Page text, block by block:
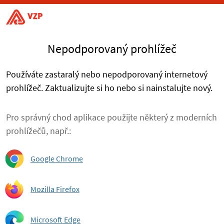
Nepodporovaný prohlížeč
Používáte zastaralý nebo nepodporovaný internetový
prohlížeč. Zaktualizujte si ho nebo si nainstalujte nový.
Pro správný chod aplikace použijte některý z moderních
prohlížečů, např.:
Google Chrome
Mozilla Firefox
Microsoft Edge